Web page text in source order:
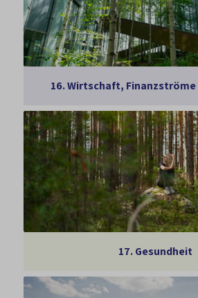
16.Wirtschaft, Finanzströme
17.Gesundheit